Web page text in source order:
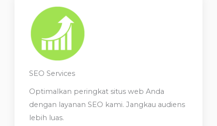
SEO Services
Optimalkan peringkat situs web Anda
dengan layanan SEO kami. Jangkau audiens
lebih luas.